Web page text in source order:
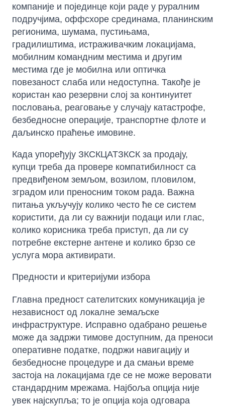
компаније и појединце који раде у руралним
подручјима, оффсхоре срединама, планинским
регионима, шумама, пустињама,
градилиштима, истраживачким локацијама,
мобилним командним местима и другим
местима где је мобилна или оптичка
повезаност слаба или недоступна. Такође је
користан као резервни слој за континуитет
пословања, реаговање у случају катастрофе,
безбедносне операције, транспортне флоте и
даљинско праћење имовине.
Када упоређују ЗКСКЦАТЗКСК за продају,
купци треба да провере компатибилност са
предвиђеном земљом, возилом, пловилом,
зградом или преносним током рада. Важна
питања укључују колико често ће се систем
користити, да ли су важнији подаци или глас,
колико корисника треба приступ, да ли су
потребне екстерне антене и колико брзо се
услуга мора активирати.
Предности и критеријуми избора
Главна предност сателитских комуникација је
независност од локалне земаљске
инфраструктуре. Исправно одабрано решење
може да задржи тимове доступним, да преноси
оперативне податке, подржи навигацију и
безбедносне процедуре и да смањи време
застоја на локацијама где се не може веровати
стандардним мрежама. Најбоља опција није
увек најскупља; то је опција која одговара